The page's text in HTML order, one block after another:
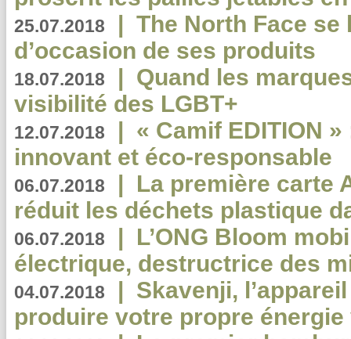
25.07.2018 | The North Face se
d’occasion de ses produits
18.07.2018 | Quand les
visibilité des LGBT+
12.07.2018 | « Camif EDITION
innovant et éco-responsable
06.07.2018 | La première carte
réduit les déchets plastique
06.07.2018 | L’ONG Bloom
électrique, destructrice des
04.07.2018 | Skavenji,
produire votre propre